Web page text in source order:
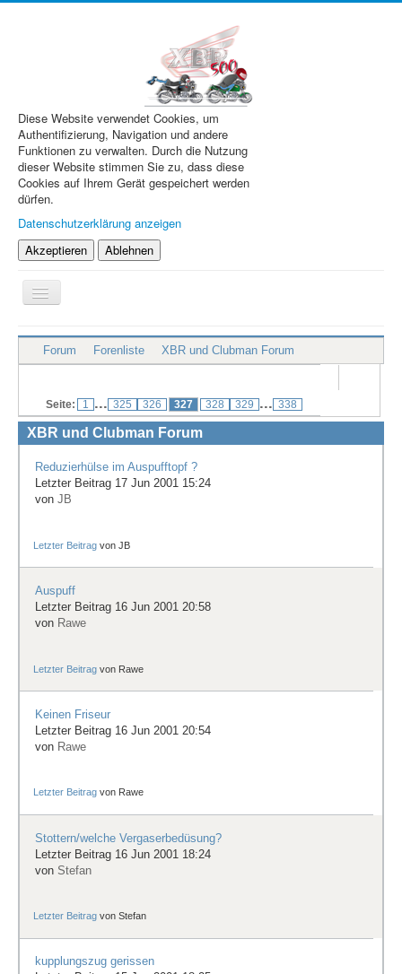
Diese Website verwendet Cookies, um
Authentifizierung, Navigation und andere
Funktionen zu verwalten. Durch die Nutzung
dieser Website stimmen Sie zu, dass diese
Cookies auf Ihrem Gerät gespeichert werden
dürfen.
Datenschutzerklärung anzeigen
Akzeptieren
Ablehnen
Navigation
an/aus
XBR.de
Technik
Forum
Treffen & Touren
Cafe-Ecke
Suche
Forum Forenliste XBR und Clubman Forum
Seite: 1 ... 325 326 327 328 329 ... 338
XBR und Clubman Forum
Reduzierhülse im Auspufftopf ?
Letzter Beitrag 17 Jun 2001 15:24
von JB
Letzter Beitrag vonJB
Auspuff
Letzter Beitrag 16 Jun 2001 20:58
von Rawe
Letzter Beitrag von Rawe
Keinen Friseur
Letzter Beitrag 16 Jun 2001 20:54
von Rawe
Letzter Beitrag von Rawe
Stottern/welche Vergaserbedüsung?
Letzter Beitrag 16 Jun 2001 18:24
von Stefan
Letzter Beitrag vonStefan
kupplungszug gerissen